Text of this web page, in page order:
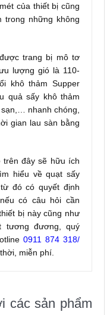
của thiết bị cũng
trong những không
trang bị mô tơ
lượng gió là 110-
khô thảm Supper
quả sấy khô thảm
nhanh chóng,
gian lau sàn bằng
trên đây sẽ hữu ích
hiểu về quạt sấy
đó có quyết định
có câu hỏi cần
bị này cũng như
tương đương, quý
0911 874 318/
miễn phí.
các sản phẩm